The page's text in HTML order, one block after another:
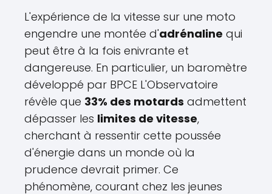
L'expérience de la vitesse sur une moto
engendre une montée d'adrénaline qui
peut être à la fois enivrante et
dangereuse. En particulier, un baromètre
développé par BPCE L'Observatoire
révèle que 33% des motards admettent
dépasser les limites de vitesse,
cherchant à ressentir cette poussée
d'énergie dans un monde où la
prudence devrait primer. Ce
phénomène, courant chez les jeunes